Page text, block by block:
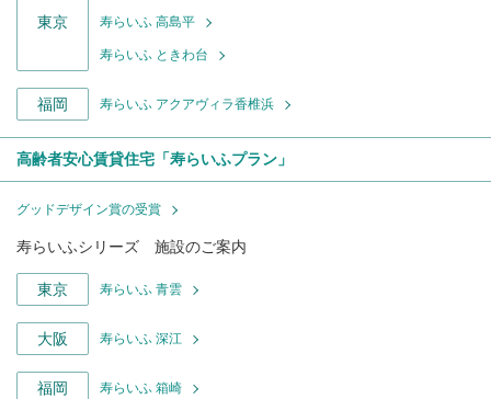
東京 寿らいふ 高島平
寿らいふ ときわ台
福岡 寿らいふ アクアヴィラ香椎浜
高齢者安心賃貸住宅「寿らいふプラン」
グッドデザイン賞の受賞
寿らいふシリーズ 施設のご案内
東京 寿らいふ 青雲
大阪 寿らいふ 深江
福岡 寿らいふ 箱崎